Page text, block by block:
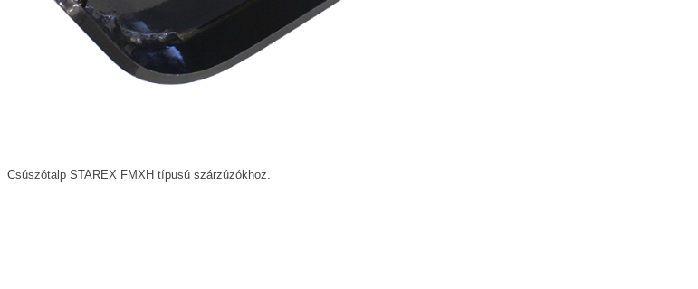
Csúszótalp STAREX FMXH típusú szárzúzókhoz.